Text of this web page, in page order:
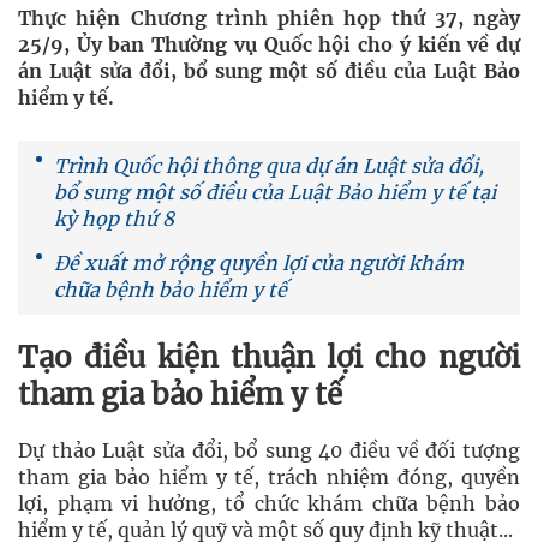
Thực hiện Chương trình phiên họp thứ 37, ngày
25/9, Ủy ban Thường vụ Quốc hội cho ý kiến về dự
án Luật sửa đổi, bổ sung một số điều của Luật Bảo
hiểm y tế.
Trình Quốc hội thông qua dự án Luật sửa đổi,
bổ sung một số điều của Luật Bảo hiểm y tế tại
kỳ họp thứ 8
Đề xuất mở rộng quyền lợi của người khám
chữa bệnh bảo hiểm y tế
Tạo điều kiện thuận lợi cho người
tham gia bảo hiểm y tế
Dự thảo Luật sửa đổi, bổ sung 40 điều về đối tượng
tham gia bảo hiểm y tế, trách nhiệm đóng, quyền
lợi, phạm vi hưởng, tổ chức khám chữa bệnh bảo
hiểm y tế, quản lý quỹ và một số quy định kỹ thuật...